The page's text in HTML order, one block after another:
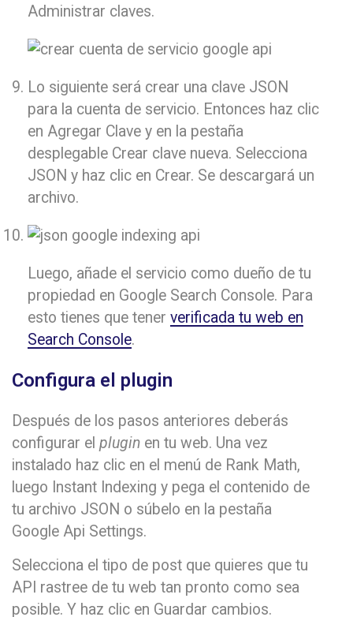
Administrar claves.
Lo siguiente será crear una clave JSON
para la cuenta de servicio. Entonces haz clic
en Agregar Clave y en la pestaña
desplegable Crear clave nueva. Selecciona
JSON y haz clic en Crear. Se descargará un
archivo.
Luego, añade el servicio como dueño de tu
propiedad en Google Search Console. Para
esto tienes que tener verificada tu web en
Search Console.
Configura el plugin
Después de los pasos anteriores deberás
configurar el plugin en tu web. Una vez
instalado haz clic en el menú de Rank Math,
luego Instant Indexing y pega el contenido de
tu archivo JSON o súbelo en la pestaña
Google Api Settings.
Selecciona el tipo de post que quieres que tu
API rastree de tu web tan pronto como sea
posible. Y haz clic en Guardar cambios.